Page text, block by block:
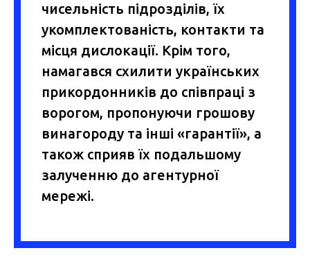
чисельність підрозділів, їх
укомплектованість, контакти та
місця дислокації. Крім того,
намагався схилити українських
прикордонників до співпраці з
ворогом, пропонуючи грошову
винагороду та інші «гарантії», а
також сприяв їх подальшому
залученню до агентурної
мережі.